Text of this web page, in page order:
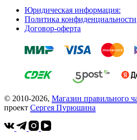
Юридическая информация:
Политика конфиденциальности
Договор-оферта
© 2010-2026, Магазин правильного
проект Cергея Пурюшина